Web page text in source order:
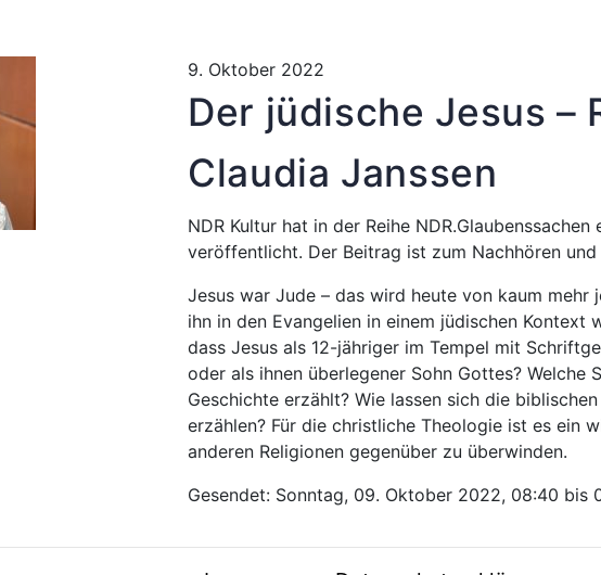
9. Oktober 2022
Der jüdische Jesus –
Claudia Janssen
NDR Kultur hat in der Reihe
veröffentlicht. Der Beitrag ist zum Nachhören
Jesus war Jude – das wird heute von kaum
ihn in den Evangelien in einem jüdischen Kontext
dass Jesus als 12-jähriger im Tempel mit
oder als ihnen überlegener Sohn Gottes? Welche
Geschichte erzählt? Wie lassen sich die
erzählen? Für die christliche Theologie ist es ein
anderen Religionen gegenüber zu überwinden.
Gesendet: Sonntag, 09. Oktober 2022, 08:40 bis